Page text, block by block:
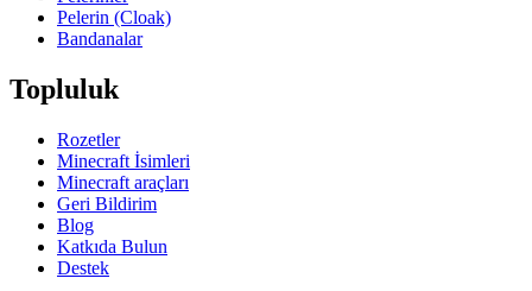
Pelerin (Cloak)
Bandanalar
Topluluk
Rozetler
Minecraft İsimleri
Minecraft araçları
Geri Bildirim
Blog
Katkıda Bulun
Destek